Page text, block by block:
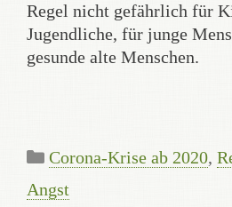
Regel nicht gefährlich für
Jugendliche, für junge
gesunde alte Menschen.
Categories
Corona-Krise ab 2020,
Angst